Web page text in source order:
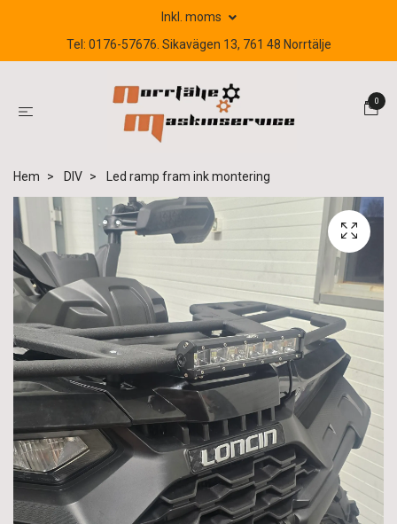
Inkl. moms
Tel: 0176-57676. Sikavägen 13, 761 48 Norrtälje
0
Hem DIV Led ramp fram ink montering